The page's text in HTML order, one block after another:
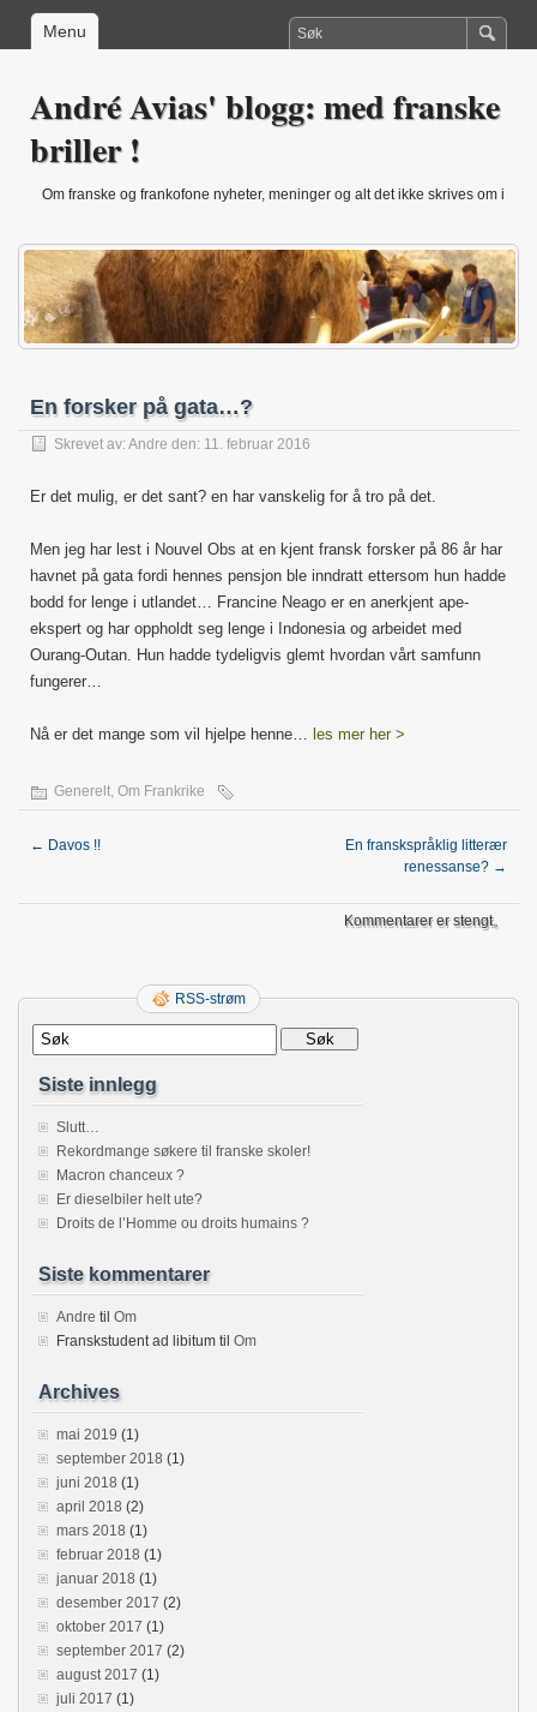
Menu
André Avias' blogg: med franske
briller !
Om franske og frankofone nyheter, meninger og alt det ikke skrives om i
En forsker på gata…?
Skrevet av: Andre den: 11. februar 2016
Er det mulig, er det sant? en har vanskelig for å tro på det.
Men jeg har lest i Nouvel Obs at en kjent fransk forsker på 86 år har
havnet på gata fordi hennes pensjon ble inndratt ettersom hun hadde
bodd for lenge i utlandet… Francine Neago er en anerkjent ape-
ekspert og har oppholdt seg lenge i Indonesia og arbeidet med
Ourang-Outan. Hun hadde tydeligvis glemt hvordan vårt samfunn
fungerer…
Nå er det mange som vil hjelpe henne… les mer her >
Generelt Om Frankrike
← Davos !!
En franskspråklig litterær
renessanse? →
Kommentarer er stengt。
RSS-strøm
Siste innlegg
Slutt…
Rekordmange søkere til franske skoler!
Macron chanceux ?
Er dieselbiler helt ute?
Droits de l’Homme ou droits humains ?
Siste kommentarer
Andre til Om
Franskstudent ad libitum til Om
Archives
mai 2019 (1)
september 2018 (1)
juni 2018 (1)
april 2018 (2)
mars 2018 (1)
februar 2018 (1)
januar 2018 (1)
desember 2017 (2)
oktober 2017 (1)
september 2017 (2)
august 2017 (1)
juli 2017 (1)